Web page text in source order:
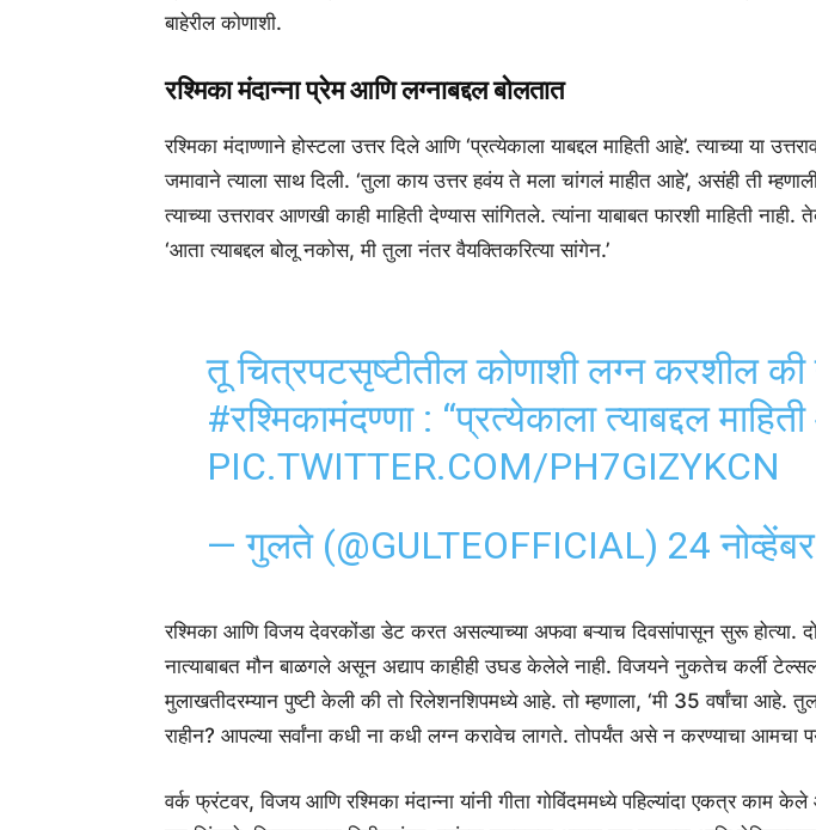
बाहेरील कोणाशी.
रश्मिका मंदान्ना प्रेम आणि लग्नाबद्दल बोलतात
रश्मिका मंदाण्णाने होस्टला उत्तर दिले आणि ‘प्रत्येकाला याबद्दल माहिती आहे’. त्याच्या या
जमावाने त्याला साथ दिली. ‘तुला काय उत्तर हवंय ते मला चांगलं माहीत आहे’, असंही ती
त्याच्या उत्तरावर आणखी काही माहिती देण्यास सांगितले. त्यांना याबाबत फारशी माहिती नाही.
‘आता त्याबद्दल बोलू नकोस, मी तुला नंतर वैयक्तिकरित्या सांगेन.’
तू चित्रपटसृष्टीतील कोणाशी लग्न करशील की
#रश्मिकामंदण्णा: “प्रत्येकाला त्याबद्दल
PIC.TWITTER.COM/PH7GIZYKCN
— गुलते (@GULTEOFFICIAL) 24
रश्मिका आणि विजय देवरकोंडा डेट करत असल्याच्या अफवा बऱ्याच दिवसांपासून सुरू होत्या.
नात्याबाबत मौन बाळगले असून अद्याप काहीही उघड केलेले नाही. विजयने नुकतेच कर्ली
मुलाखतीदरम्यान पुष्टी केली की तो रिलेशनशिपमध्ये आहे. तो म्हणाला, ‘मी 35 वर्षांचा आहे.
राहीन? आपल्या सर्वांना कधी ना कधी लग्न करावेच लागते. तोपर्यंत असे न करण्याचा आमचा
वर्क फ्रंटवर, विजय आणि रश्मिका मंदान्ना यांनी गीता गोविंदममध्ये पहिल्यांदा एकत्र काम